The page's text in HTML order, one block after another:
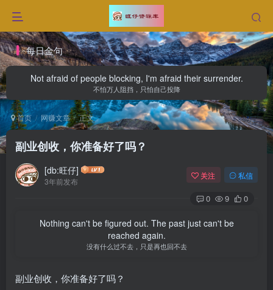
每日金句
Not afraid of people blocking, I'm afraid their surrender.
不怕万人阻挡，只怕自己投降
首页 网赚文章 正文
副业创收，你准备好了吗？
[db:旺仔]
3年前发布
关注 私信
0 9 0
Nothing can't be figured out. The past just can't be
reached again.
没有什么过不去，只是再也回不去
副业创收，你准备好了吗？